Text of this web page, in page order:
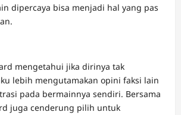
dipercaya bisa menjadi hal yang pas
mengetahui jika dirinya tak
lebih mengutamakan opini faksi lain
pada bermainnya sendiri. Bersama
juga cenderung pilih untuk